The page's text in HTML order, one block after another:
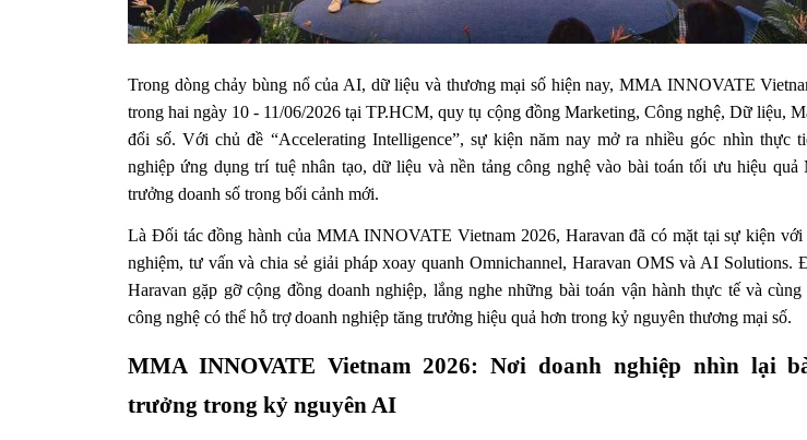
Trong dòng chảy bùng nổ của AI, dữ liệu và thương mại số hiện nay, MMA INNOVATE
trong hai ngày 10 - 11/06/2026 tại TP.HCM, quy tụ cộng đồng Marketing, Công nghệ, Dữ liệu,
đổi số. Với chủ đề “Accelerating Intelligence”, sự kiện năm nay mở ra nhiều góc nhìn thực
nghiệp ứng dụng trí tuệ nhân tạo, dữ liệu và nền tảng công nghệ vào bài toán tối ưu hiệu quả
trưởng doanh số trong bối cảnh mới.
Là Đối tác đồng hành của MMA INNOVATE Vietnam 2026, Haravan đã có mặt tại sự kiện với
nghiệm, tư vấn và chia sẻ giải pháp xoay quanh Omnichannel, Haravan OMS và AI Solutions.
Haravan gặp gỡ cộng đồng doanh nghiệp, lắng nghe những bài toán vận hành thực tế và cùng
công nghệ có thể hỗ trợ doanh nghiệp tăng trưởng hiệu quả hơn trong kỷ nguyên thương mại số.
MMA INNOVATE Vietnam 2026: Nơi doanh nghiệp nhìn lại
trưởng trong kỷ nguyên AI